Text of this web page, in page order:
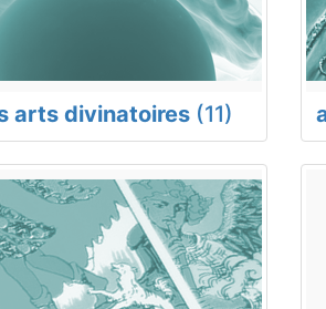
arts divinatoires (11)